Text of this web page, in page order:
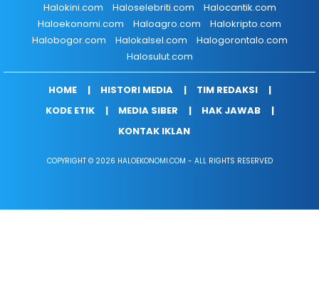
Halokini.com
Haloselebriti.com
Halocantik.com
Haloekonomi.com
Haloagro.com
Halokripto.com
Halobogor.com
Halokalsel.com
Halogorontalo.com
Halosulut.com
HOME HISTORI MEDIA
TIM REDAKSI
KODE ETIK
MEDIA SIBER
HAK JAWAB
KONTAK IKLAN
COPYRIGHT © 2026 HALOEKONOMI.COM - ALL RIGHTS RESERVED